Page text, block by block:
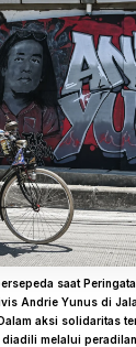
saat
Andrie Yunus di
aksi solidaritas
melalui